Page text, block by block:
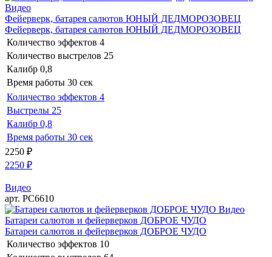
Видео
Фейерверк, батарея салютов ЮНЫЙ ДЕДМОРОЗОВЕЦ
Фейерверк, батарея салютов ЮНЫЙ ДЕДМОРОЗОВЕЦ
Количество эффектов 4
Количество выстрелов 25
Калибр 0,8
Время работы 30 сек
Количество эффектов 4
Выстрелы 25
Калибр 0,8
Время работы 30 сек
2250 ₽
2250 ₽
Видео
арт. РС6610
Видео
Батареи салютов и фейерверков ДОБРОЕ ЧУДО
Батареи салютов и фейерверков ДОБРОЕ ЧУДО
Количество эффектов 10